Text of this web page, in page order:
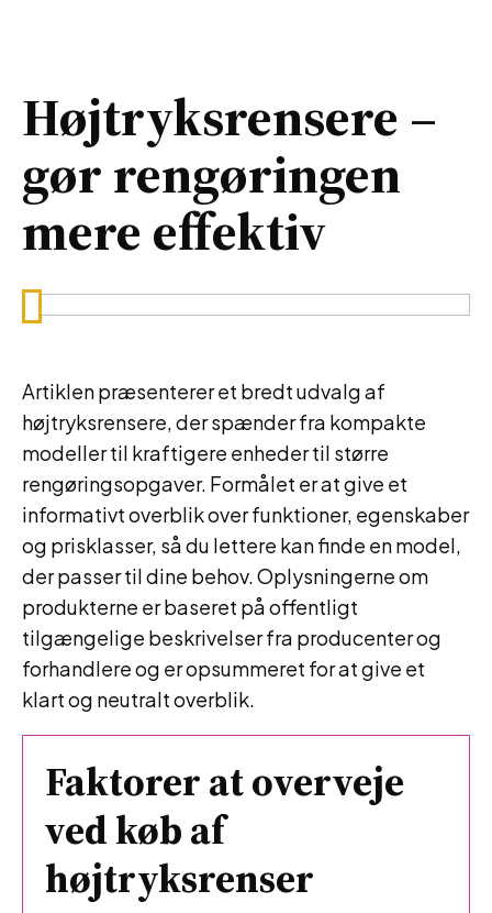
Højtryksrensere –
gør rengøringen
mere effektiv
Artiklen præsenterer et bredt udvalg af
højtryksrensere, der spænder fra kompakte
modeller til kraftigere enheder til større
rengøringsopgaver. Formålet er at give et
informativt overblik over funktioner, egenskaber
og prisklasser, så du lettere kan finde en model,
der passer til dine behov. Oplysningerne om
produkterne er baseret på offentligt
tilgængelige beskrivelser fra producenter og
forhandlere og er opsummeret for at give et
klart og neutralt overblik.
Faktorer at overveje
ved køb af
højtryksrenser